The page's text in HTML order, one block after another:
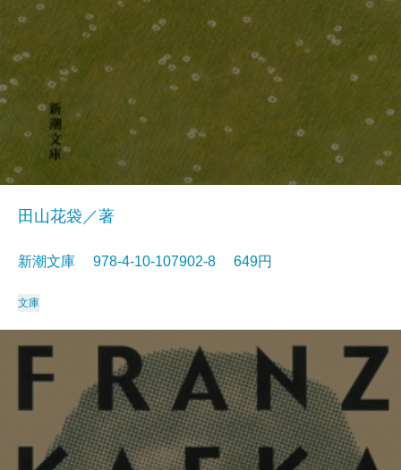
田山花袋／著
新潮文庫 978-4-10-107902-8 649円
文庫